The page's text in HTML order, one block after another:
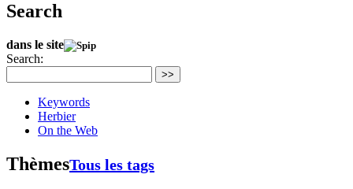
Search
dans le site
Search:
>>
Keywords
Herbier
On the Web
ThèmesTous les tags